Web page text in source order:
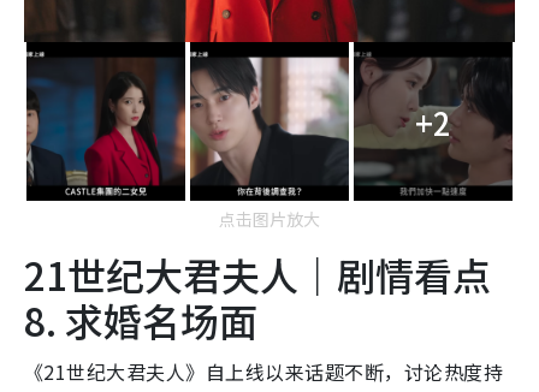
+2
点击图片放大
21世纪大君夫人｜剧情看点
8. 求婚名场面
《21世纪大君夫人》自上线以来话题不断，讨论热度持